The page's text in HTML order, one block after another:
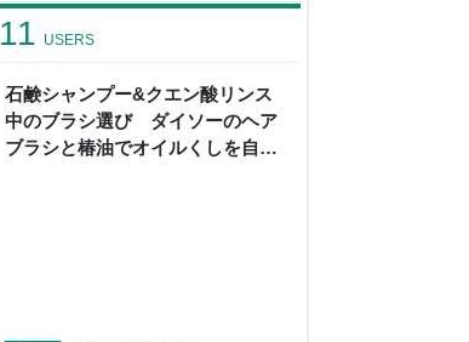
石鹸シャンプー&クエン酸リンス
中のブラシ選び ダイソーのヘア
ブラシと椿油でオイルくしを自作
11 USERS